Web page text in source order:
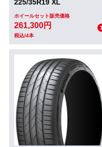
225/35R19 XL
ホイールセット販売価格
261,300円
税込/4本